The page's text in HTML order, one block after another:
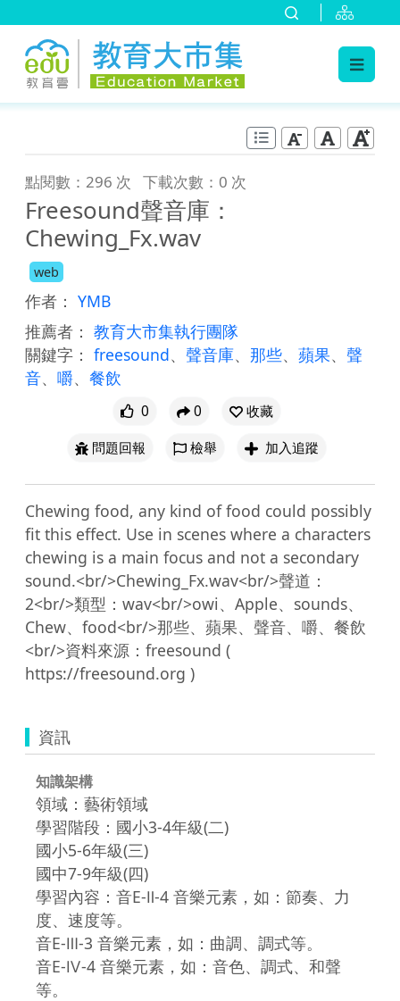
點閱數：296 次 下載次數：0 次
Freesound聲音庫：
Chewing_Fx.wav
web
作者： YMB
推薦者： 教育大市集執行團隊
關鍵字： freesound、 聲音庫、 那些、 蘋果、 聲
音、 嚼、 餐飲
0 0
收藏
問題回報
檢舉 加入追蹤
Chewing food, any kind of food could possibly
fit this effect. Use in scenes where a characters
chewing is a main focus and not a secondary
sound.<br/>Chewing_Fx.wav<br/>聲道：
2<br/>類型：wav<br/>owi、Apple、sounds、
Chew、food<br/>那些、蘋果、聲音、嚼、餐飲
<br/>資料來源：freesound (
資訊
知識架構
領域：藝術領域
學習階段：國小3-4年級(二)
國小5-6年級(三)
國中7-9年級(四)
學習內容：音E-Ⅱ-4 音樂元素，如：節奏、力
度、速度等。
音E-Ⅲ-3 音樂元素，如：曲調、調式等。
音E-Ⅳ-4 音樂元素，如：音色、調式、和聲
等。